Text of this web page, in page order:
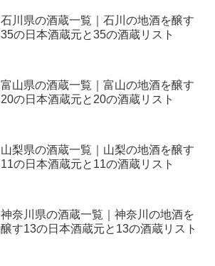
石川県の酒蔵一覧｜石川の地酒を醸す
35の日本酒蔵元と35の酒蔵リスト
富山県の酒蔵一覧｜富山の地酒を醸す
20の日本酒蔵元と20の酒蔵リスト
山梨県の酒蔵一覧｜山梨の地酒を醸す
11の日本酒蔵元と11の酒蔵リスト
神奈川県の酒蔵一覧｜神奈川の地酒を
醸す13の日本酒蔵元と13の酒蔵リスト